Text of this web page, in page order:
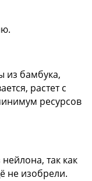
из бамбука,
растет с
ресурсов
так как
не изобрели.